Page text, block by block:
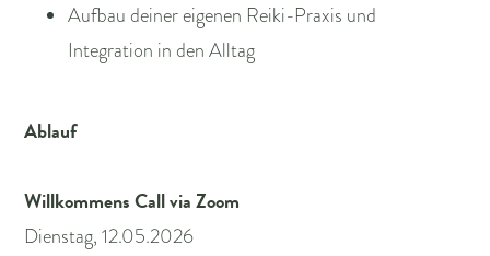
Aufbau deiner eigenen Reiki-Praxis und
Integration in den Alltag
Ablauf
Willkommens Call via Zoom
Dienstag, 12.05.2026